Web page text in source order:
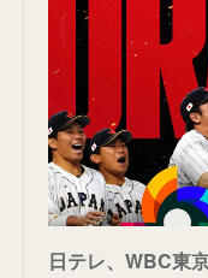
日テレ、WBC東